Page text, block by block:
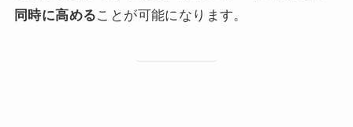
同時に高めることが可能になります。